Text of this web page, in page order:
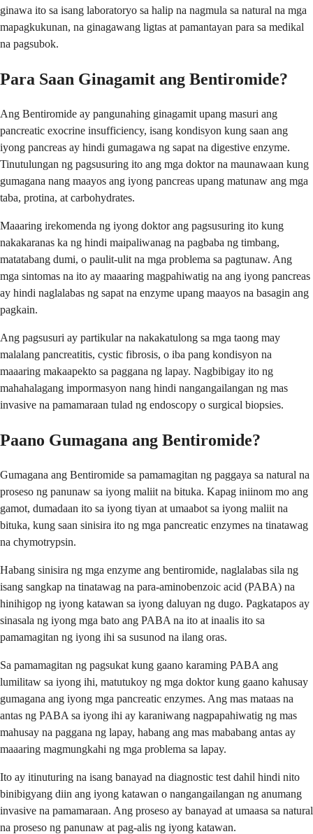
ginawa ito sa isang laboratoryo sa halip na nagmula sa natural na mga
mapagkukunan, na ginagawang ligtas at pamantayan para sa medikal
na pagsubok.
Para Saan Ginagamit ang Bentiromide?
Ang Bentiromide ay pangunahing ginagamit upang masuri ang
pancreatic exocrine insufficiency, isang kondisyon kung saan ang
iyong pancreas ay hindi gumagawa ng sapat na digestive enzyme.
Tinutulungan ng pagsusuring ito ang mga doktor na maunawaan kung
gumagana nang maayos ang iyong pancreas upang matunaw ang mga
taba, protina, at carbohydrates.
Maaaring irekomenda ng iyong doktor ang pagsusuring ito kung
nakakaranas ka ng hindi maipaliwanag na pagbaba ng timbang,
matatabang dumi, o paulit-ulit na mga problema sa pagtunaw. Ang
mga sintomas na ito ay maaaring magpahiwatig na ang iyong pancreas
ay hindi naglalabas ng sapat na enzyme upang maayos na basagin ang
pagkain.
Ang pagsusuri ay partikular na nakakatulong sa mga taong may
malalang pancreatitis, cystic fibrosis, o iba pang kondisyon na
maaaring makaapekto sa paggana ng lapay. Nagbibigay ito ng
mahahalagang impormasyon nang hindi nangangailangan ng mas
invasive na pamamaraan tulad ng endoscopy o surgical biopsies.
Paano Gumagana ang Bentiromide?
Gumagana ang Bentiromide sa pamamagitan ng paggaya sa natural na
proseso ng panunaw sa iyong maliit na bituka. Kapag iniinom mo ang
gamot, dumadaan ito sa iyong tiyan at umaabot sa iyong maliit na
bituka, kung saan sinisira ito ng mga pancreatic enzymes na tinatawag
na chymotrypsin.
Habang sinisira ng mga enzyme ang bentiromide, naglalabas sila ng
isang sangkap na tinatawag na para-aminobenzoic acid (PABA) na
hinihigop ng iyong katawan sa iyong daluyan ng dugo. Pagkatapos ay
sinasala ng iyong mga bato ang PABA na ito at inaalis ito sa
pamamagitan ng iyong ihi sa susunod na ilang oras.
Sa pamamagitan ng pagsukat kung gaano karaming PABA ang
lumilitaw sa iyong ihi, matutukoy ng mga doktor kung gaano kahusay
gumagana ang iyong mga pancreatic enzymes. Ang mas mataas na
antas ng PABA sa iyong ihi ay karaniwang nagpapahiwatig ng mas
mahusay na paggana ng lapay, habang ang mas mababang antas ay
maaaring magmungkahi ng mga problema sa lapay.
Ito ay itinuturing na isang banayad na diagnostic test dahil hindi nito
binibigyang diin ang iyong katawan o nangangailangan ng anumang
invasive na pamamaraan. Ang proseso ay banayad at umaasa sa natural
na proseso ng panunaw at pag-alis ng iyong katawan.